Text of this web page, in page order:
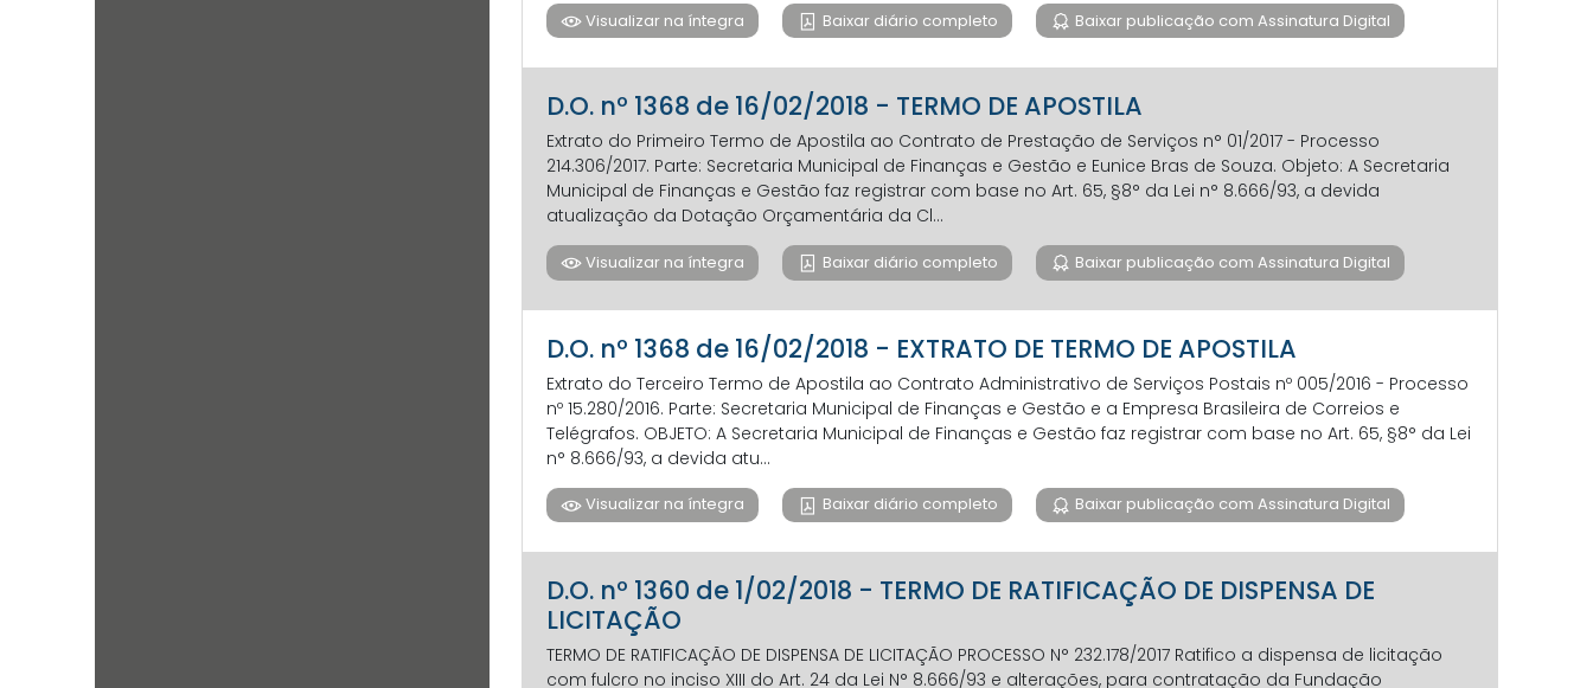
Visualizar na íntegra Baixar diário completo Baixar publicação com Assinatura Digital
D.O. nº 1368 de 16/02/2018 - TERMO DE APOSTILA
Extrato do Primeiro Termo de Apostila ao Contrato de Prestação de Serviços n° 01/2017 - Processo
214.306/2017. Parte: Secretaria Municipal de Finanças e Gestão e Eunice Bras de Souza. Objeto: A Secretaria
Municipal de Finanças e Gestão faz registrar com base no Art. 65, §8° da Lei n° 8.666/93, a devida
atualização da Dotação Orçamentária da Cl...
Visualizar na íntegra Baixar diário completo Baixar publicação com Assinatura Digital
D.O. nº 1368 de 16/02/2018 - EXTRATO DE TERMO DE APOSTILA
Extrato do Terceiro Termo de Apostila ao Contrato Administrativo de Serviços Postais nº 005/2016 - Processo
nº 15.280/2016. Parte: Secretaria Municipal de Finanças e Gestão e a Empresa Brasileira de Correios e
Telégrafos. OBJETO: A Secretaria Municipal de Finanças e Gestão faz registrar com base no Art. 65, §8° da Lei
n° 8.666/93, a devida atu...
Visualizar na íntegra Baixar diário completo Baixar publicação com Assinatura Digital
D.O. nº 1360 de 1/02/2018 - TERMO DE RATIFICAÇÃO DE DISPENSA DE
LICITAÇÃO
TERMO DE RATIFICAÇÃO DE DISPENSA DE LICITAÇÃO PROCESSO N° 232.178/2017 Ratifico a dispensa de licitação
com fulcro no inciso XIII do Art. 24 da Lei N° 8.666/93 e alterações, para contratação da Fundação